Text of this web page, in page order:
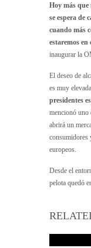
Hoy más que
se espera de
cuando más
estaremos en
inaugurar la
El deseo de
es muy
presidentes
mencionó uno
abrirá un
consumidores
europeos.
Desde el
pelota quedó